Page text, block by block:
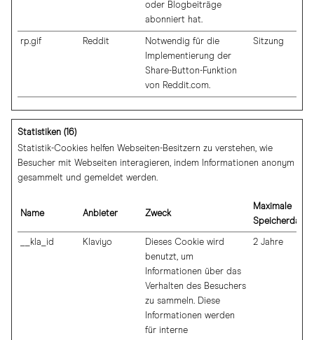
oder Blogbeiträge
abonniert hat.
rp.gif Reddit
Notwendig für die
Implementierung der
Share-Button-Funktion
von Reddit.com.
Sitzung
Statistiken (16)
Statistik-Cookies helfen Webseiten-Besitzern zu verstehen, wie
Besucher mit Webseiten interagieren, indem Informationen anonym
gesammelt und gemeldet werden.
Name Anbieter Zweck
Maximale
Speicherdauer
__kla_id Klaviyo
Dieses Cookie wird
benutzt, um
Informationen über das
Verhalten des Besuchers
zu sammeln. Diese
Informationen werden
für interne
2 Jahre